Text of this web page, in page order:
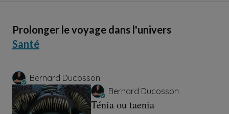
Prolonger le voyage dans l'univers
Santé
Bernard Ducosson
Bernard Ducosson
Ténia ou taenia